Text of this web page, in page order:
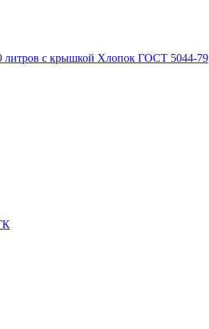
литров с крышкой Хлопок ГОСТ 5044-79